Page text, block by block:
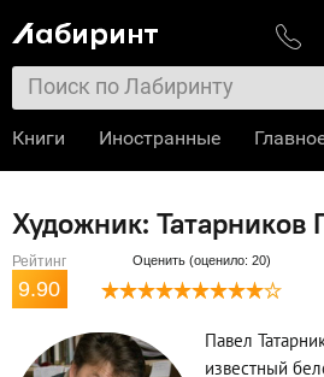
Художник: Татарников
Рейтинг
9.90
Оценить (оценило: 20)
Павел
известный
Книги Иностранные